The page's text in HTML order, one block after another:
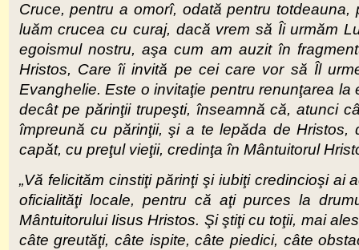
Cruce, pentru a omorî, odată pentru
luăm crucea cu curaj, dacă vrem să Îi urmăm
egoismul nostru, aşa cum am auzit în
Hristos, Care îi invită pe cei care vor să Îl
Evanghelie. Este o invitaţie pentru renunţarea
decât pe părinţii trupeşti, înseamnă că, atunci
împreună cu părinţii, şi a te lepăda de
capăt, cu preţul vieţii, credinţa în Mântuitorul
„Vă felicităm cinstiţi părinţi şi iubiţi credincioşi
oficialităţi locale, pentru că aţi purces la
Mântuitorului Iisus Hristos. Şi ştiţi cu toţii, mai
câte greutăţi, câte ispite, câte piedici, câte